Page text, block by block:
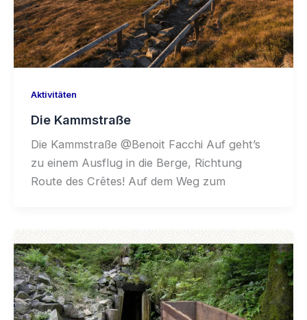
Aktivitäten
Die Kammstraße
Die Kammstraße @Benoit Facchi Auf geht’s
zu einem Ausflug in die Berge, Richtung
Route des Crêtes! Auf dem Weg zum